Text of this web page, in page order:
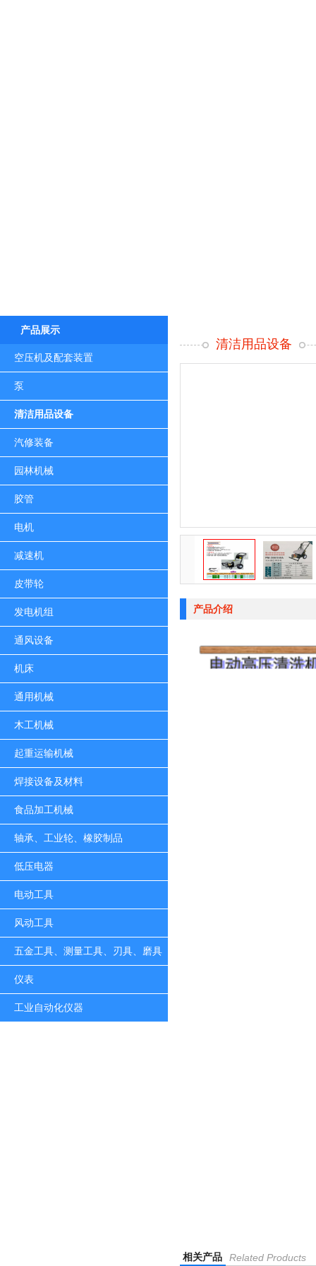
产品展示
空压机及配套装置
泵
清洁用品设备
汽修装备
园林机械
胶管
电机
减速机
皮带轮
发电机组
通风设备
机床
通用机械
木工机械
起重运输机械
焊接设备及材料
食品加工机械
轴承、工业轮、橡胶制品
低压电器
电动工具
风动工具
五金工具、测量工具、刃具、磨具
仪表
工业自动化仪器
清洁用品设备
产品介绍
相关产品 Related Products